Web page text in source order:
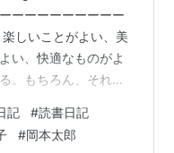
ーーーーーーーーー
しいことがよい、美
い、快適なものがよ
。もちろん、それら
るくなる。便利な道
身体にとって、快適
記 #読書日記
#岡本太郎